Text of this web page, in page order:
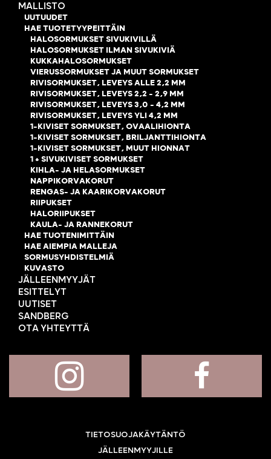
MALLISTO
UUTUUDET
HAE TUOTETYYPEITTÄIN
HALOSORMUKSET SIVUKIVILLÄ
HALOSORMUKSET ILMAN SIVUKIVIÄ
KUKKAHALOSORMUKSET
VIERUSSORMUKSET JA MUUT SORMUKSET
RIVISORMUKSET, LEVEYS ALLE 2,2 MM
RIVISORMUKSET, LEVEYS 2,2 - 2,9 MM
RIVISORMUKSET, LEVEYS 3,0 – 4,2 MM
RIVISORMUKSET, LEVEYS YLI 4,2 MM
1-KIVISET SORMUKSET, OVAALIHIONTA
1-KIVISET SORMUKSET, BRILJANTTIHIONTA
1-KIVISET SORMUKSET, MUUT HIONNAT
1 + SIVUKIVISET SORMUKSET
KIHLA- JA HELASORMUKSET
NAPPIKORVAKORUT
RENGAS- JA KAARIKORVAKORUT
RIIPUKSET
HALORIIPUKSET
KAULA- JA RANNEKORUT
HAE TUOTENIMITTÄIN
HAE AIEMPIA MALLEJA
SORMUSYHDISTELMIÄ
KUVASTO
JÄLLEENMYYJÄT
ESITTELYT
UUTISET
SANDBERG
OTA YHTEYTTÄ
TIETOSUOJAKÄYTÄNTÖ
JÄLLEENMYYJILLE